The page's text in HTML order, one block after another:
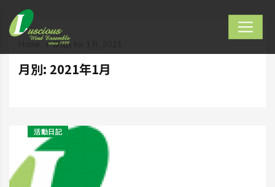
Blogs for 1月, 2021
月別: 2021年1月
活動日記